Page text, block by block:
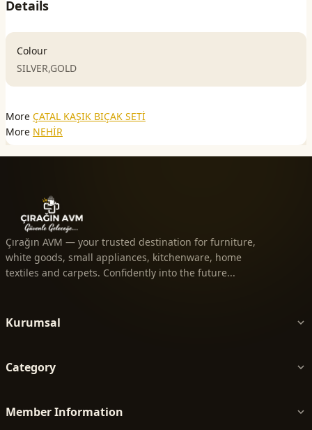
Details
Colour
SILVER,GOLD
More ÇATAL KAŞIK BIÇAK SETİ
More NEHİR
Çırağın AVM — your trusted destination for furniture,
white goods, small appliances, kitchenware, home
textiles and carpets. Confidently into the future...
Kurumsal
Category
Member Information